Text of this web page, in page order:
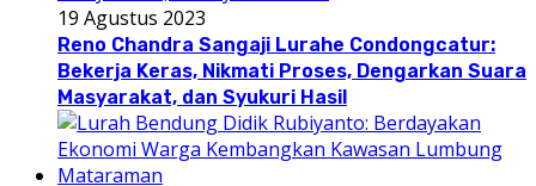
19 Agustus 2023
Reno Chandra Sangaji Lurahe Condongcatur:
Bekerja Keras, Nikmati Proses, Dengarkan Suara
Masyarakat, dan Syukuri Hasil